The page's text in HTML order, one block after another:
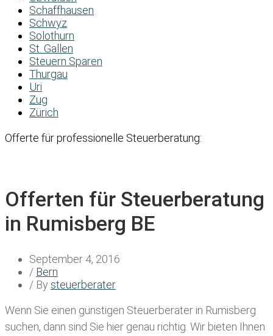
Schaffhausen
Schwyz
Solothurn
St. Gallen
Steuern Sparen
Thurgau
Uri
Zug
Zürich
Offerte für professionelle Steuerberatung:
Offerten für Steuerberatung
in Rumisberg BE
September 4, 2016
/ Bern
/ By steuerberater
Wenn Sie einen günstigen Steuerberater in Rumisberg
suchen, dann sind Sie hier genau richtig. Wir bieten Ihnen